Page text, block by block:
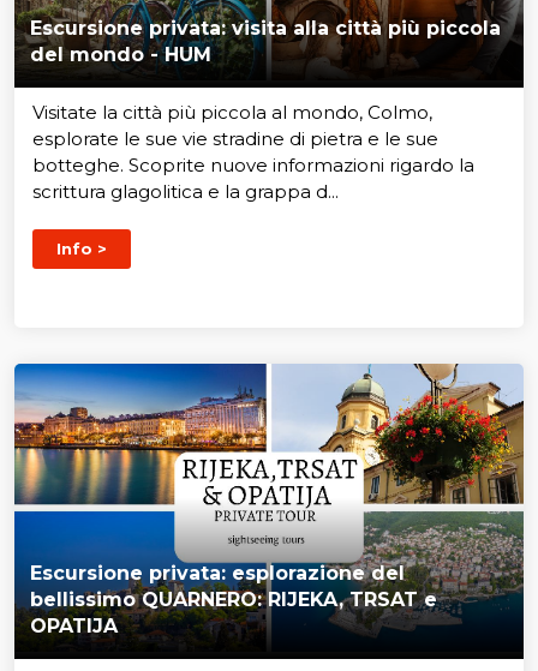
Escursione privata: visita alla città più piccola
del mondo - HUM
Visitate la città più piccola al mondo, Colmo,
esplorate le sue vie stradine di pietra e le sue
botteghe. Scoprite nuove informazioni rigardo la
scrittura glagolitica e la grappa d...
Info >
Escursione privata: esplorazione del
bellissimo QUARNERO: RIJEKA, TRSAT e
OPATIJA